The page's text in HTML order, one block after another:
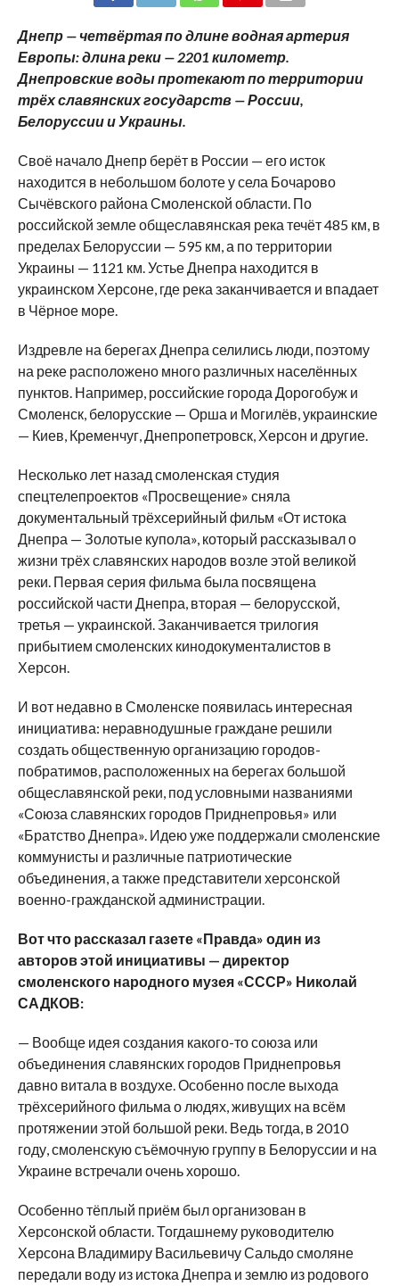
Днепр — четвёртая по длине водная артерия
Европы: длина реки — 2201 километр.
Днепровские воды протекают по территории
трёх славянских государств — России,
Белоруссии и Украины.
Своё начало Днепр берёт в России — его исток
находится в небольшом болоте у села Бочарово
Сычёвского района Смоленской области. По
российской земле общеславянская река течёт 485 км, в
пределах Белоруссии — 595 км, а по территории
Украины — 1121 км. Устье Днепра находится в
украинском Херсоне, где река заканчивается и впадает
в Чёрное море.
Издревле на берегах Днепра селились люди, поэтому
на реке расположено много различных населённых
пунктов. Например, российские города Дорогобуж и
Смоленск, белорусские — Орша и Могилёв, украинские
— Киев, Кременчуг, Днепропетровск, Херсон и другие.
Несколько лет назад смоленская студия
спецтелепроектов «Просвещение» сняла
документальный трёхсерийный фильм «От истока
Днепра — Золотые купола», который рассказывал о
жизни трёх славянских народов возле этой великой
реки. Первая серия фильма была посвящена
российской части Днепра, вторая — белорусской,
третья — украинской. Заканчивается трилогия
прибытием смоленских кинодокументалистов в
Херсон.
И вот недавно в Смоленске появилась интересная
инициатива: неравнодушные граждане решили
создать общественную организацию городов-
побратимов, расположенных на берегах большой
общеславянской реки, под условными названиями
«Союза славянских городов Приднепровья» или
«Братство Днепра». Идею уже поддержали смоленские
коммунисты и различные патриотические
объединения, а также представители херсонской
военно-гражданской администрации.
Вот что рассказал газете «Правда» один из
авторов этой инициативы — директор
смоленского народного музея «СССР» Николай
САДКОВ:
— Вообще идея создания какого-то союза или
объединения славянских городов Приднепровья
давно витала в воздухе. Особенно после выхода
трёхсерийного фильма о людях, живущих на всём
протяжении этой большой реки. Ведь тогда, в 2010
году, смоленскую съёмочную группу в Белоруссии и на
Украине встречали очень хорошо.
Особенно тёплый приём был организован в
Херсонской области. Тогдашнему руководителю
Херсона Владимиру Васильевичу Сальдо смоляне
передали воду из истока Днепра и землю из родового